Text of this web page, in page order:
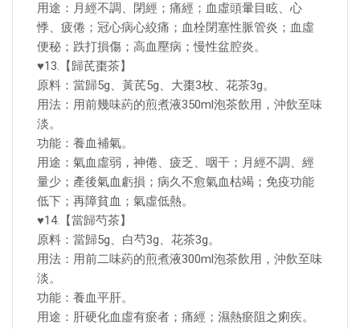
用途：月經不調、閉經；痛經；血虛頭暈目眩、心
悸、疲倦；冠心病心絞痛；血栓閉塞性脈管炎；血虛
便秘；跌打損傷；高血壓病；慢性盆腔炎。
♥13.【歸芪棗茶】
原料：當歸5g、黃芪5g、大棗3枚、花茶3g。
用法：用前幾味葯的煎煮液350ml泡茶飲用，沖飲至味
淡。
功能：養血補氣。
用途：氣血虛弱，神倦、疲乏、咽干；月經不調、經
量少；產後氣血虧損；病久不愈氣血枯竭；免疫功能
低下；再障貧血；氣虛低熱。
♥14.【當歸芍茶】
原料：當歸5g、白芍3g、花茶3g。
用法：用前二味葯的煎煮液300ml泡茶飲用，沖飲至味
淡。
功能：養血平肝。
用途：肝硬化血虛有瘀者；痛經；濕熱瘀阻之痢疾。